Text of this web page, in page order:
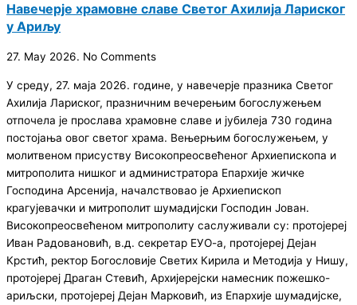
Навечерје храмовне славе Светог Ахилија Лариског
у Ариљу
27. May 2026. No Comments
У среду, 27. маја 2026. године, у навечерје празника Светог
Ахилија Лариског, празничним вечерењим богослужењем
отпочела је прослава храмовне славе и јубилеја 730 година
постојања овог светог храма. Вењерњим богослужењем, у
молитвеном присуству Високопреосвећеног Архиепископа и
митрополита нишког и администратора Епархије жичке
Господина Арсенија, началствовао је Архиепископ
крагујевачки и митрополит шумадијски Господин Јован.
Високопреосвећеном митрополиту саслуживали су: протојереј
Иван Радовановић, в.д. секретар ЕУО-а, протојереј Дејан
Крстић, ректор Богословије Светих Кирила и Методија у Нишу,
протојереј Драган Стевић, Aрхијерејски намесник пожешко-
ариљски, протојереј Дејан Марковић, из Епархије шумадијске,